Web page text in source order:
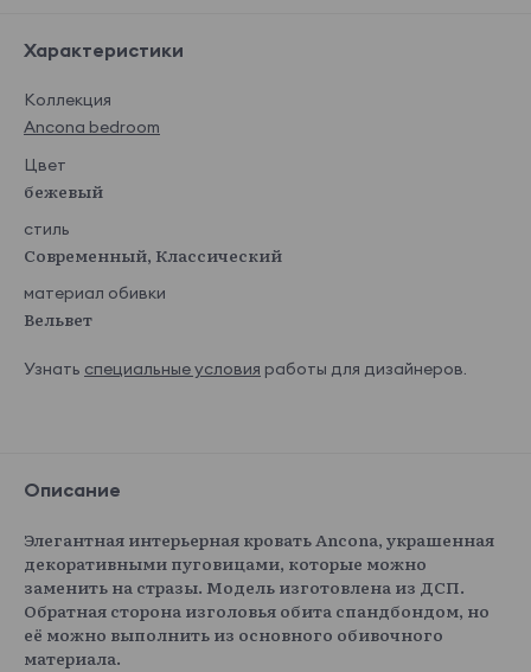
Характеристики
Коллекция
Ancona bedroom
Цвет
бежевый
стиль
Современный, Классический
материал обивки
Вельвет
Узнать специальные условия работы для дизайнеров.
Описание
Элегантная интерьерная кровать Ancona, украшенная
декоративными пуговицами, которые можно
заменить на стразы. Модель изготовлена из ДСП.
Обратная сторона изголовья обита спандбондом, но
её можно выполнить из основного обивочного
материала.